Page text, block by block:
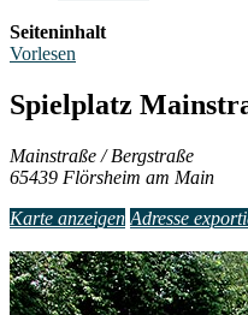
Seiteninhalt
Vorlesen
Spielplatz
Mainstraße / Bergstraße
65439 Flörsheim am Main
Karte anzeigen Adresse